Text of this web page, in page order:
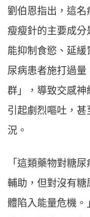
劉伯恩指出，這
瘦瘦針的主要成分
能抑制食慾、延
尿病患者施打過
群」，導致交感神
引起劇烈嘔吐，
況。
「這類藥物對糖
輔助，但對沒有糖
體陷入能量危機